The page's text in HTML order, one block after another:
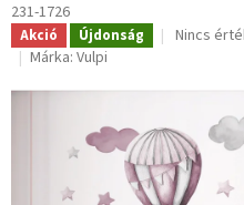
231-1726
Akció Újdonság
A
ből
0,0
csillag.
Nincs
Márka: Vulpi